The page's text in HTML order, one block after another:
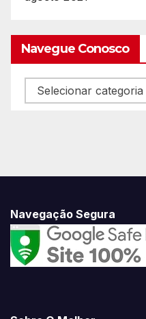
Navegue Conosco
Navegue
Conosco
Navegação Segura